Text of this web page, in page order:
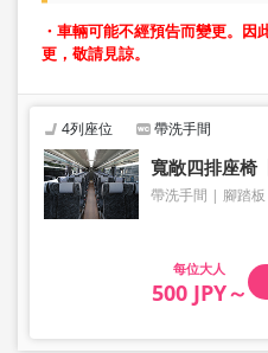
・車輛可能不經預告而變更。
更，敬請見諒。
4列座位 帶洗手間
寬敞四排座椅
帶洗手間 腳踏板
大人
500 JPY～